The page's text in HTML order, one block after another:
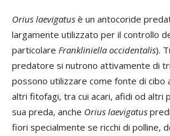
Orius laevigatus è un antocoride
largamente utilizzato per il controllo
particolare Frankliniella occidentalis).
predatore si nutrono attivamente di
possono utilizzare come fonte di cibo
altri fitofagi, tra cui acari, afidi od altri
sua preda, anche Orius laevigatus
fiori specialmente se ricchi di polline,